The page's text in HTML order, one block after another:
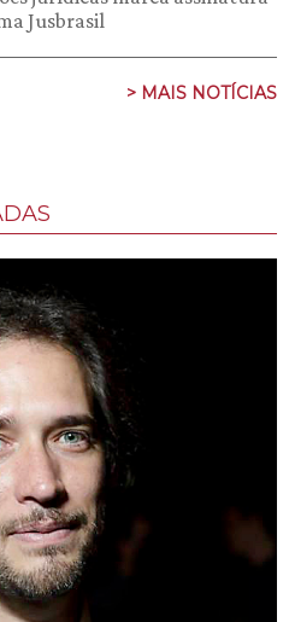
Jusbrasil
> MAIS NOTÍCIAS